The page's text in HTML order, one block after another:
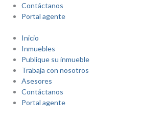
Contáctanos
Portal agente
Inicio
Inmuebles
Publique su inmueble
Trabaja con nosotros
Asesores
Contáctanos
Portal agente